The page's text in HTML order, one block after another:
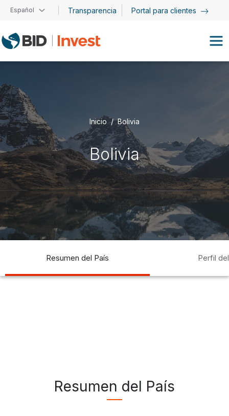
Pasar al contenido principal
Español Transparencia Portal para clientes
Inicio Bolivia
Bolivia
Resumen del País Perfil
Resumen del País